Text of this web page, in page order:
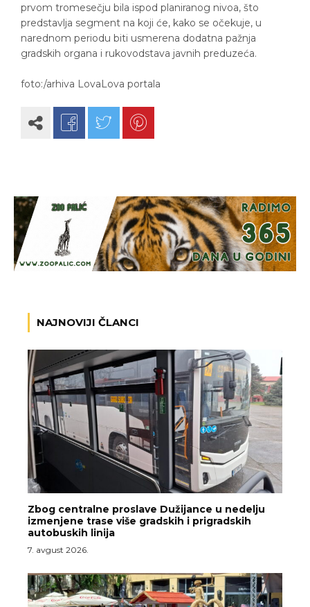
prvom tromesečju bila ispod planiranog nivoa, što
predstavlja segment na koji će, kako se očekuje, u
narednom periodu biti usmerena dodatna pažnja
gradskih organa i rukovodstava javnih preduzeća.
foto:/arhiva LovaLova portala
NAJNOVIJI ČLANCI
Zbog centralne proslave Dužijance u nedelju
izmenjene trase više gradskih i prigradskih
autobuskih linija
7. avgust 2026.